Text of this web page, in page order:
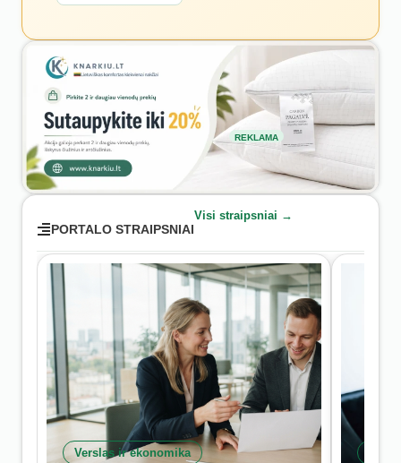
REKLAMA
PORTALO STRAIPSNIAI
Visi straipsniai →
Verslas ir ekonomika